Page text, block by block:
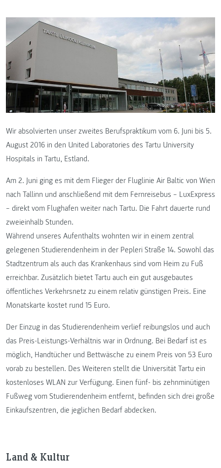
Wir absolvierten unser zweites Berufspraktikum vom 6. Juni bis 5.
August 2016 in den United Laboratories des Tartu University
Hospitals in Tartu, Estland.
Am 2. Juni ging es mit dem Flieger der Fluglinie Air Baltic von Wien
nach Tallinn und anschließend mit dem Fernreisebus – LuxExpress
– direkt vom Flughafen weiter nach Tartu. Die Fahrt dauerte rund
zweieinhalb Stunden.
Während unseres Aufenthalts wohnten wir in einem zentral
gelegenen Studierendenheim in der Pepleri Straße 14. Sowohl das
Stadtzentrum als auch das Krankenhaus sind vom Heim zu Fuß
erreichbar. Zusätzlich bietet Tartu auch ein gut ausgebautes
öffentliches Verkehrsnetz zu einem relativ günstigen Preis. Eine
Monatskarte kostet rund 15 Euro.
Der Einzug in das Studierendenheim verlief reibungslos und auch
das Preis-Leistungs-Verhältnis war in Ordnung. Bei Bedarf ist es
möglich, Handtücher und Bettwäsche zu einem Preis von 53 Euro
vorab zu bestellen. Des Weiteren stellt die Universität Tartu ein
kostenloses WLAN zur Verfügung. Einen fünf- bis zehnminütigen
Fußweg vom Studierendenheim entfernt, befinden sich drei große
Einkaufszentren, die jeglichen Bedarf abdecken.
Land & Kultur